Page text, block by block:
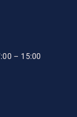
– 15:00